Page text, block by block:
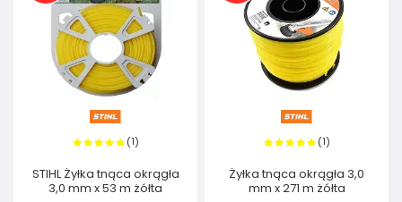
(1)
STIHL Żyłka tnąca okrągła
3,0 mm x 53 m żółta
(1)
Żyłka tnąca okrągła 3,0
mm x 271 m żółta